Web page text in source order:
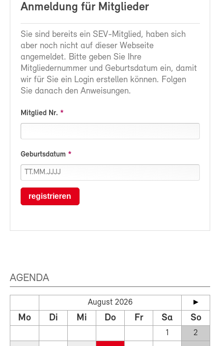
Anmeldung für Mitglieder
Sie sind bereits ein SEV-Mitglied, haben sich
aber noch nicht auf dieser Webseite
angemeldet. Bitte geben Sie Ihre
Mitgliedernummer und Geburtsdatum ein, damit
wir für Sie ein Login erstellen können. Folgen
Sie danach den Anweisungen.
Mitglied Nr.
Geburtsdatum
registrieren
AGENDA
August 2026
Mo Di Mi Do Fr Sa So
1
2